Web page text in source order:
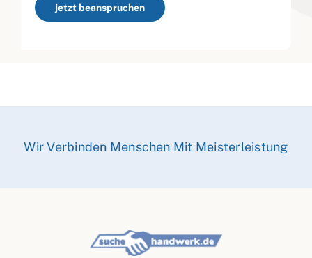
jetzt beanspruchen
Wir Verbinden Menschen Mit Meisterleistung